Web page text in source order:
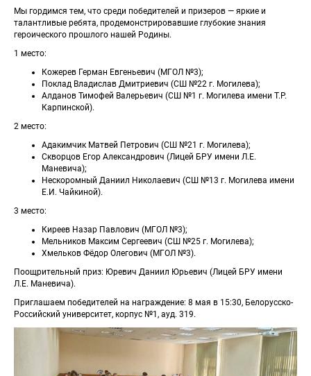
Мы гордимся тем, что среди победителей и призеров — яркие и
талантливые ребята, продемонстрировавшие глубокие знания
героического прошлого нашей Родины.
1 место:
Кожерев Герман Евгеньевич (МГОЛ №3);
Поклад Владислав Дмитриевич (СШ №22 г. Могилева);
Алданов Тимофей Валерьевич (СШ №1 г. Могилева имени Т.Р.
Карпинской).
2 место:
Адакимчик Матвей Петрович (СШ №21 г. Могилева);
Скворцов Егор Александрович (Лицей БРУ имени Л.Е.
Маневича);
Нескоромный Даниил Николаевич (СШ №13 г. Могилева имени
Е.И. Чайкиной).
3 место:
Киреев Назар Павлович (МГОЛ №3);
Мельников Максим Сергеевич (СШ №25 г. Могилева);
Хмельков Фёдор Олегович (МГОЛ №3).
Поощрительный приз: Юревич Даниил Юрьевич (Лицей БРУ имени
Л.Е. Маневича).
Приглашаем победителей на награждение: 8 мая в 15:30, Белорусско-
Российский университет, корпус №1, ауд. 319.